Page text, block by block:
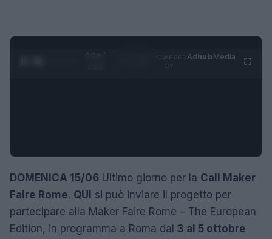
0:29 /
AdhubMedia
DOMENICA 15/06 Ultimo giorno per la Call Maker
Faire Rome. QUI si può inviare il progetto per
partecipare alla Maker Faire Rome – The European
Edition, in programma a Roma dal 3 al 5 ottobre